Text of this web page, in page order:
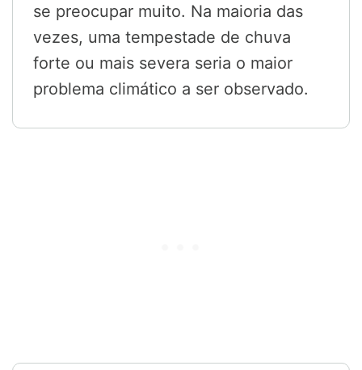
se preocupar muito. Na maioria das
vezes, uma tempestade de chuva
forte ou mais severa seria o maior
problema climático a ser observado.